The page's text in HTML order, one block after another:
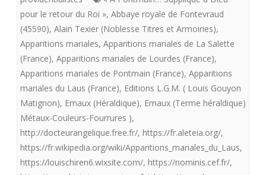
Flotte
providentialiste
offre
aux
royalistes
“A
Jésus
par
pour le retour du Roi », Abbaye royale de Fontevraud
(45590), Alain Texier (Noblesse Titres et Armoiries),
Apparitions mariales, Apparitions mariales de La Salette
(France), Apparitions mariales de Lourdes (France),
Apparitions mariales de Pontmain (France), Apparitions
mariales du Laus (France), Editions L.G.M. ( Louis Gouyon
Matignon), Emaux (Héraldique), Emaux (Terme héraldique)
Métaux-Couleurs-Fourrures ),
http://docteurangelique.free.fr/, https://fr.aleteia.org/,
https://fr.wikipedia.org/wiki/Apparitions_mariales_du_Laus,
https://louischiren6.wixsite.com/, https://nominis.cef.fr/,